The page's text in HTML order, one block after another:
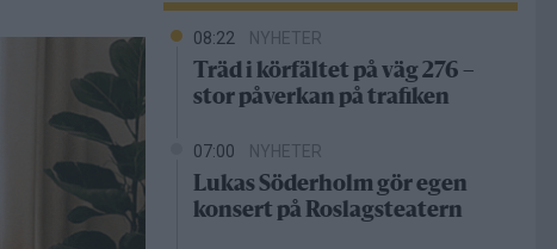
08:22 NYHETER
Träd i körfältet på väg 276 –
stor påverkan på trafiken
07:00 NYHETER
Lukas Söderholm gör egen
konsert på Roslagsteatern